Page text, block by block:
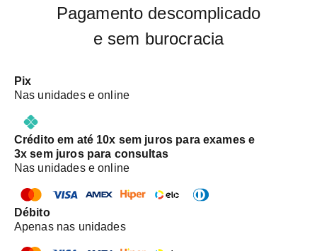
Pagamento descomplicado
e sem burocracia
Pix
Nas unidades e online
Crédito em até 10x sem juros para exames e
3x sem juros para consultas
Nas unidades e online
Débito
Apenas nas unidades